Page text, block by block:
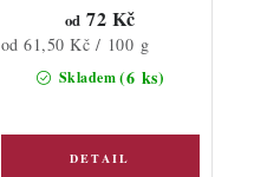
Skladem(6 ks)
od 72 Kč
Měrná
od 61,50 Kč / 100 g